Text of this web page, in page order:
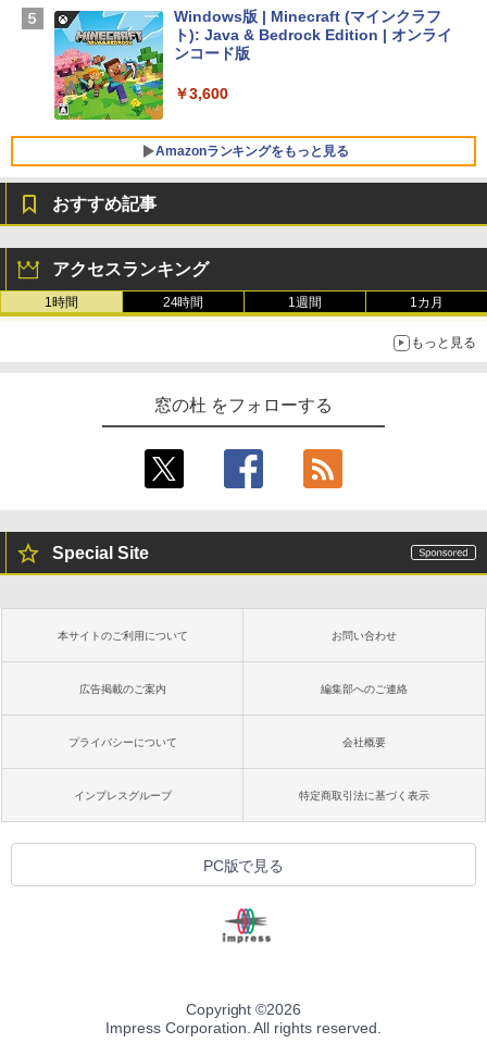
SSD インテル Core 5
￥129,800
Core i5/16GB/SSD 512GB/ホワイト) FM
VWK3E15W_AZ
Windows版 | Minecraft (マインクラフ
ト): Java & Bedrock Edition | オンライ
ンコード版
￥3,600
Amazonランキングをもっと見る
￥1,766
出す プロンプトの言葉 AI画像生成シリー
ズ (はぴーイラストLabo)
￥480
非エンジニア 初心者 素人 でも安心 使い
方 マニュアル AI副業にもコンテンツ作成
にもKindle出版にも！ 非エンジニアのた
￥99
1冊ですべて身につくHTML & CSSとWe
bデザイン入門講座［第2版］
￥1,292
ードウェア・市販ソフトウェアのパーフ
ェクトリストと最新エミュレータ紹介
ンチディスプレイ、色調調節ライト、12
週間持続バッテリー、広告なし、ブラッ
ク
Amazon Kindle - 目に優しい、かさばら
ない、大きな画面で読みやすい、6週間持
書籍リーダー、ブラック、16GB、広告な
Kindle Paperwhite シグニチャーエディ
るさ自動調整、色調調節ライト、12週間
持続バッテリー、広告なし、メタリック
Amazon Kindle Colorsoft | 16GBストレ
ージ、防水、7インチカラーディスプレ
イ、色調調節ライト、最大8週間持続バッ
テリー、広告無し、ブラック (2025年発
売)
￥31,980
New Amazon Kindle Scribe Colorsoft |
11インチカラーディスプレイ、64GBスト
き、グラファイト
おすすめ記事
アクセスランキング
1時間 24時間 1週間 1カ月
もっと見る
窓の杜 をフォローする
Special Site
本サイトのご利用について お問い合わせ
広告掲載のご案内 編集部へのご連絡
プライバシーについて 会社概要
インプレスグループ 特定商取引法に基づく表示
PC版で見る
Copyright ©2026
Impress Corporation. All rights reserved.